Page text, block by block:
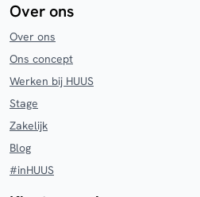
Over ons
Over ons
Ons concept
Werken bij HUUS
Stage
Zakelijk
Blog
#inHUUS